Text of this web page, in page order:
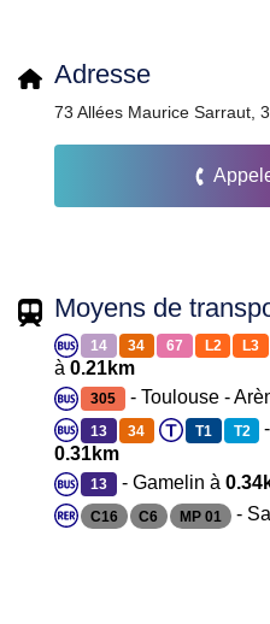
Adresse
73 Allées Maurice Sarraut,
Moyens de
14 34 67 L2 L3
à 0.21km
305 - Toulouse -
13 34 T1 T2
0.31km
13 - Gamelin à
C16 C6 MP 01 -